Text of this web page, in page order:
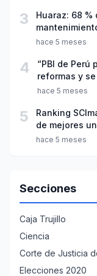
3
Huaraz: 68
año escolar
hace 5 meses
4
“PBI de Perú
reformas y
hace 5 meses
5
Ranking
de mejores
hace 5 meses
Secciones
Caja Trujillo
Ciencia
Corte de Justicia
Elecciones 2020